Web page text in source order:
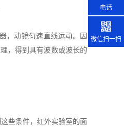
，动镜匀速直线运动。因
，得到具有波数或波长的
些条件，红外实验室的面
电话
微信扫一扫